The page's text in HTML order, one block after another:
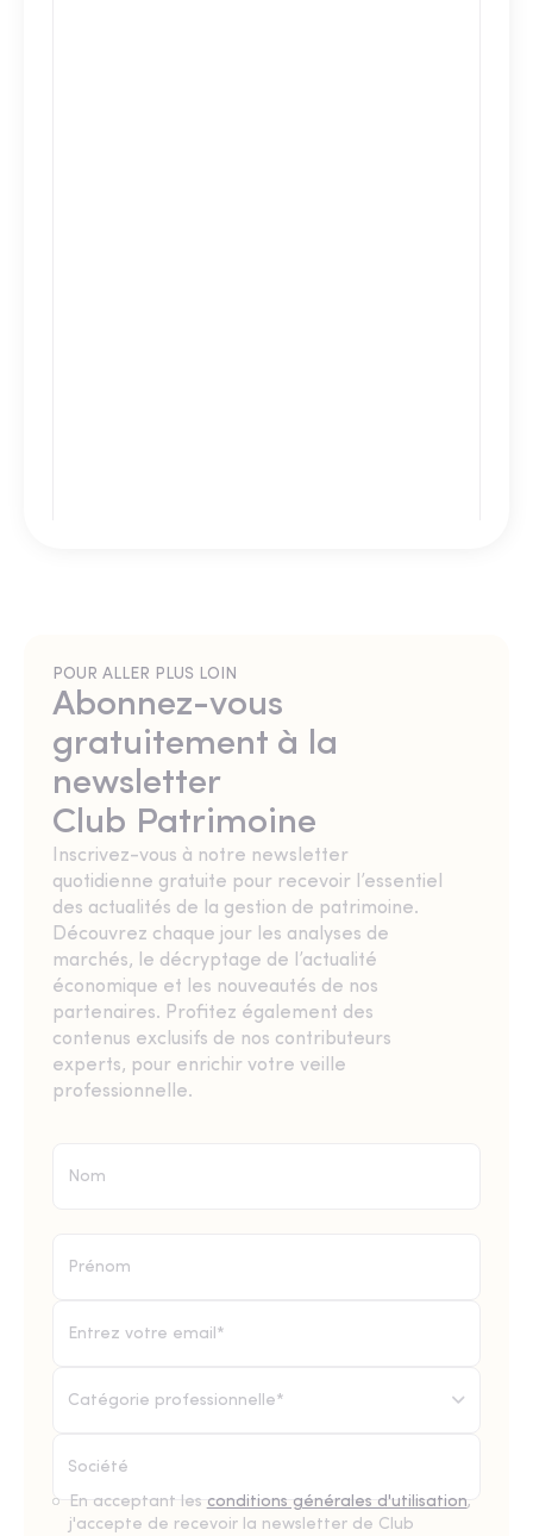
POUR ALLER PLUS LOIN
Abonnez-vous
gratuitement à la
newsletter
Club Patrimoine
Inscrivez-vous à notre newsletter
quotidienne gratuite pour recevoir l’essentiel
des actualités de la gestion de patrimoine.
Découvrez chaque jour les analyses de
marchés, le décryptage de l’actualité
économique et les nouveautés de nos
partenaires. Profitez également des
contenus exclusifs de nos contributeurs
experts, pour enrichir votre veille
professionnelle.
Catégorie professionnelle*
En acceptant les conditions générales d'utilisation,
j'accepte de recevoir la newsletter de Club